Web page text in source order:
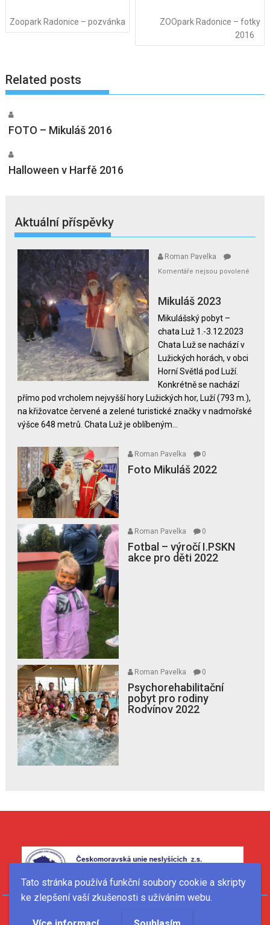
Tato stránka používá funkční soubory cookie a skripty
ke zlepšení vaší zkušenosti s užíváním webu.
příspěvky
Zoopark Radonice – pozvánka
ZOOpark Radonice – fotky
2016
Related posts
FOTO – Mikuláš 2016
Halloween v Harfě 2016
Aktuální příspěvky
Roman Pavelka
Komentáře nejsou povolené
textu
názvem
Mikuláš
2023
Mikuláš 2023
Mikulášský pobyt –
chata Luž 1.-3.12.2023
Chata Luž se nachází v
Lužických horách, v obci
Horní Světlá pod Luží.
Konkrétně se nachází
přímo pod vrcholem nejvyšší hory Lužických hor, Luží (793 m.),
na křižovatce červené a zelené turistické značky v nadmořské
výšce 648 metrů. Chata Luž je oblíbeným...
Roman Pavelka 0
Foto Mikuláš 2022
Roman Pavelka 0
Fotbal – výročí I.PSKN
akce pro děti 2022
Roman Pavelka 0
Psychorehabilitační
pobyt pro rodiny
Rodvínov 2022